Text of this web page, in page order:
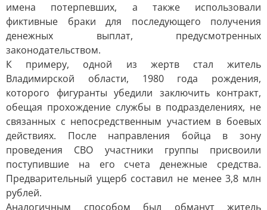
имена потерпевших, а также использовали
фиктивные браки для последующего получения
денежных выплат, предусмотренных
законодательством.
К примеру, одной из жертв стал житель
Владимирской области, 1980 года рождения,
которого фигуранты убедили заключить контракт,
обещая прохождение службы в подразделениях, не
связанных с непосредственным участием в боевых
действиях. После направления бойца в зону
проведения СВО участники группы присвоили
поступившие на его счета денежные средства.
Предварительный ущерб составил не менее 3,8 млн
рублей.
Аналогичным способом был обманут житель